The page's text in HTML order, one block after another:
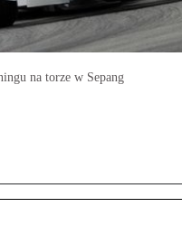
na torze w Sepang